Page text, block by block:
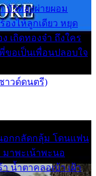
บัวทองผ่ายผอม
องไห้ลูกเดียว หยุด
เถิดทองจ๋า ถึงใคร
ขอเป็นเพื่อนปลอบใจ
าวด์ดนตรี)
อกกลัดกลุ้ม โดนแฟน
มาพะเน้าพะนอ
น้ำตาคลอเบ้า เฝ้า